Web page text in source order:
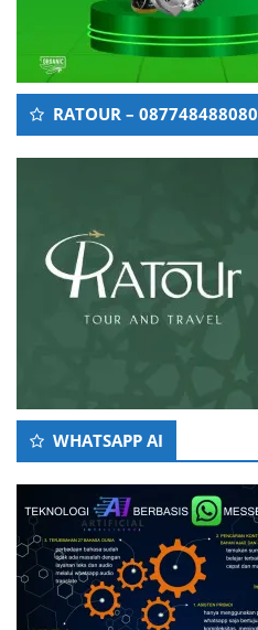
RATOUR – 087748488080
WHATSAPP AI